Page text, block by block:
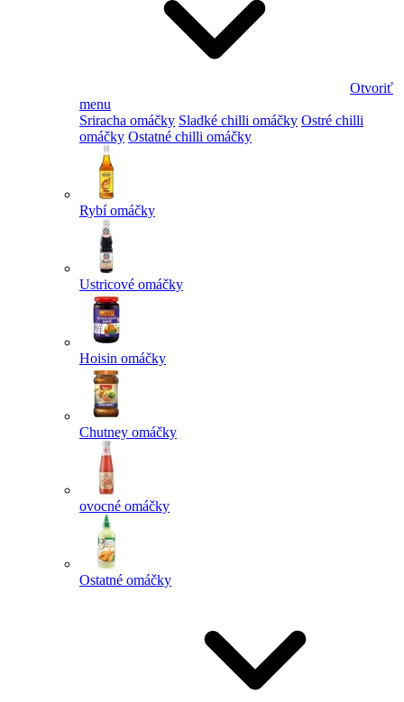
Otvoriť
menu
Sriracha omáčky Sladké chilli omáčky Ostré chilli
omáčky Ostatné chilli omáčky
Rybí omáčky
Ustricové omáčky
Hoisin omáčky
Chutney omáčky
ovocné omáčky
Ostatné omáčky